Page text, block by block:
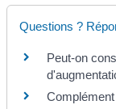
Questions ?
Peut-on